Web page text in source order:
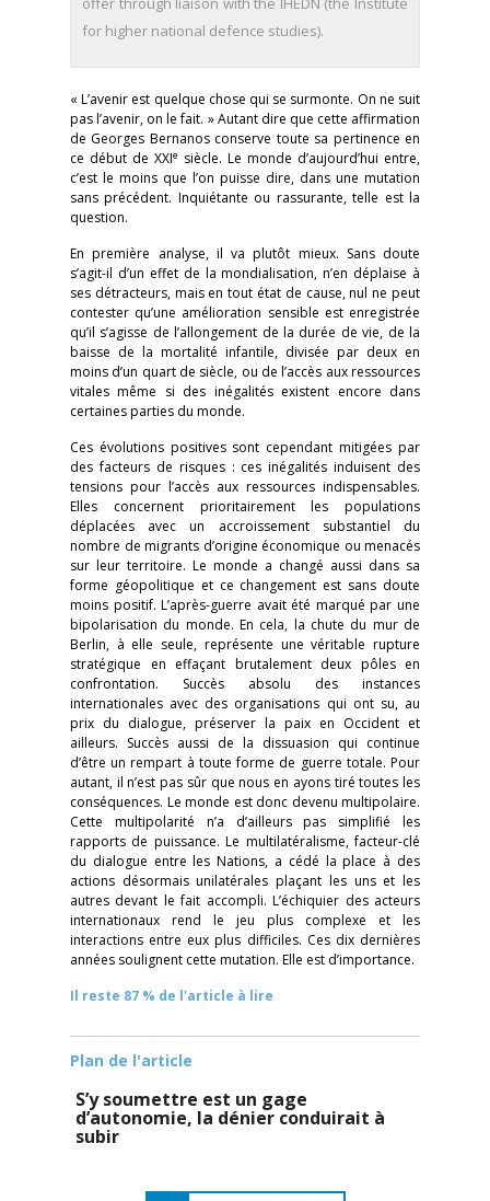
for higher national defence studies).
« L’avenir est quelque chose qui se surmonte. On ne suit
pas l’avenir, on le fait. » Autant dire que cette affirmation
de Georges Bernanos conserve toute sa pertinence en
ce début de XXIe siècle. Le monde d’aujourd’hui entre,
c’est le moins que l’on puisse dire, dans une mutation
sans précédent. Inquiétante ou rassurante, telle est la
question.
En première analyse, il va plutôt mieux. Sans doute
s’agit-il d’un effet de la mondialisation, n’en déplaise à
ses détracteurs, mais en tout état de cause, nul ne peut
contester qu’une amélioration sensible est enregistrée
qu’il s’agisse de l’allongement de la durée de vie, de la
baisse de la mortalité infantile, divisée par deux en
moins d’un quart de siècle, ou de l’accès aux ressources
vitales même si des inégalités existent encore dans
certaines parties du monde.
Ces évolutions positives sont cependant mitigées par
des facteurs de risques : ces inégalités induisent des
tensions pour l’accès aux ressources indispensables.
Elles concernent prioritairement les populations
déplacées avec un accroissement substantiel du
nombre de migrants d’origine économique ou menacés
sur leur territoire. Le monde a changé aussi dans sa
forme géopolitique et ce changement est sans doute
moins positif. L’après-guerre avait été marqué par une
bipolarisation du monde. En cela, la chute du mur de
Berlin, à elle seule, représente une véritable rupture
stratégique en effaçant brutalement deux pôles en
confrontation. Succès absolu des instances
internationales avec des organisations qui ont su, au
prix du dialogue, préserver la paix en Occident et
ailleurs. Succès aussi de la dissuasion qui continue
d’être un rempart à toute forme de guerre totale. Pour
autant, il n’est pas sûr que nous en ayons tiré toutes les
conséquences. Le monde est donc devenu multipolaire.
Cette multipolarité n’a d’ailleurs pas simplifié les
rapports de puissance. Le multilatéralisme, facteur-clé
du dialogue entre les Nations, a cédé la place à des
actions désormais unilatérales plaçant les uns et les
autres devant le fait accompli. L’échiquier des acteurs
internationaux rend le jeu plus complexe et les
interactions entre eux plus difficiles. Ces dix dernières
années soulignent cette mutation. Elle est d’importance.
Il reste 87 % de l'article à lire
Plan de l'article
S’y soumettre est un gage
d’autonomie, la dénier conduirait à
subir